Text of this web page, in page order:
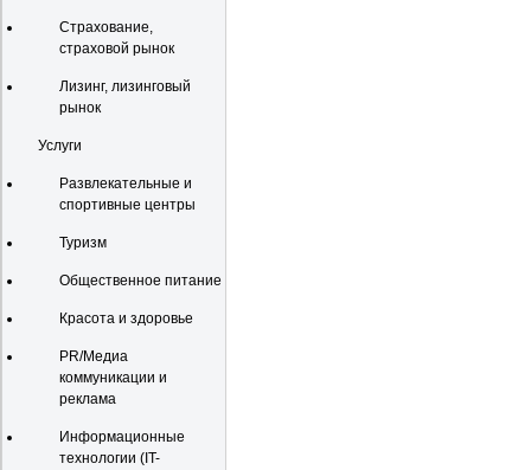
Страхование,
страховой рынок
Лизинг, лизинговый
рынок
Услуги
Развлекательные и
спортивные центры
Туризм
Общественное питание
Красота и здоровье
PR/Медиа
коммуникации и
реклама
Информационные
технологии (IT-